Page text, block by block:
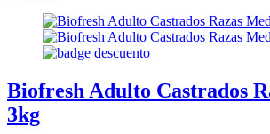
Biofresh Adulto Castrados
3kg